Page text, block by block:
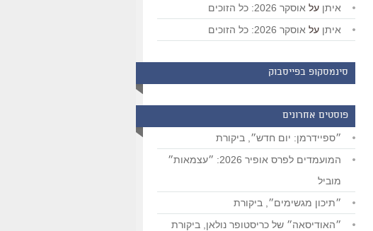
איתן על אוסקר 2026: כל הזוכים
איתן על אוסקר 2026: כל הזוכים
סינמסקופ בפייסבוק
פוסטים אחרונים
״ספיידרמן: יום חדש״, ביקורת
המועמדים לפרס אופיר 2026: ״עצמאות״
מוביל
״תיכון מגשימים״, ביקורת
״האודיסאה״ של כריסטופר נולאן, ביקורת